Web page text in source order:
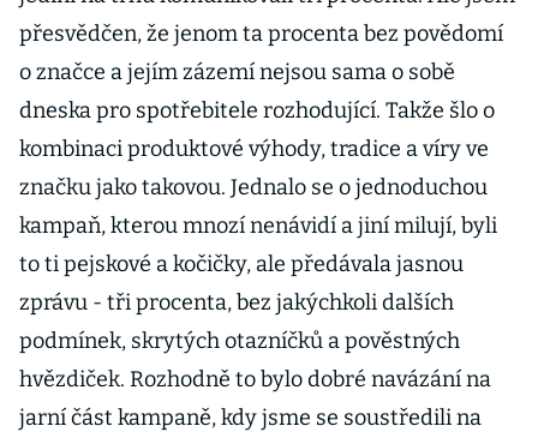
přesvědčen, že jenom ta procenta bez povědomí
o značce a jejím zázemí nejsou sama o sobě
dneska pro spotřebitele rozhodující. Takže šlo o
kombinaci produktové výhody, tradice a víry ve
značku jako takovou. Jednalo se o jednoduchou
kampaň, kterou mnozí nenávidí a jiní milují, byli
to ti pejskové a kočičky, ale předávala jasnou
zprávu - tři procenta, bez jakýchkoli dalších
podmínek, skrytých otazníčků a pověstných
hvězdiček. Rozhodně to bylo dobré navázání na
jarní část kampaně, kdy jsme se soustředili na